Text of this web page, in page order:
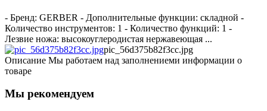
- Бренд: GERBER - Дополнительные функции: складной -
Количество инструментов: 1 - Количество функций: 1 -
Лезвие ножа: высокоуглеродистая нержавеющая ...
pic_56d375b82f3cc.jpg
Описание Мы работаем над заполнениеми информации о
товаре
Мы рекомендуем